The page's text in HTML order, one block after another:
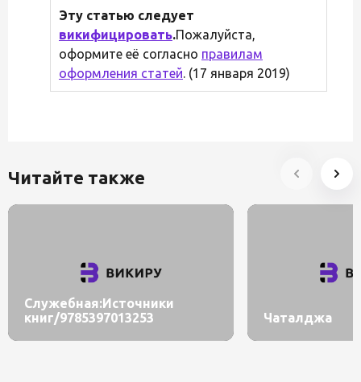
Эту статью следует
викифицировать.Пожалуйста,
оформите её согласно правилам
оформления статей. (17 января 2019)
Читайте также
Служебная:Источники
книг/9785397013253
Чаталджа